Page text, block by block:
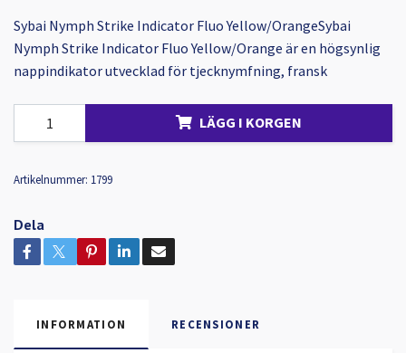
Sybai Nymph Strike Indicator Fluo Yellow/OrangeSybai
Nymph Strike Indicator Fluo Yellow/Orange är en högsynlig
nappindikator utvecklad för tjecknymfning, fransk
LÄGG I KORGEN
Artikelnummer: 1799
Dela
INFORMATION RECENSIONER